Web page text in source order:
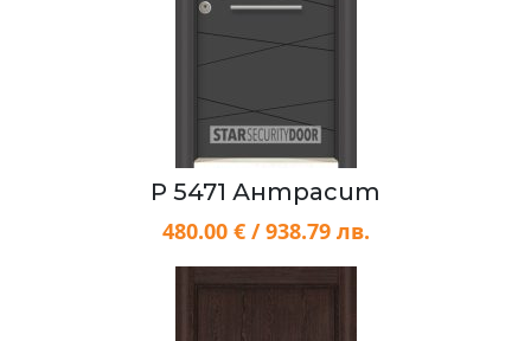
P 5471 Антрасит
480.00 € / 938.79 лв.